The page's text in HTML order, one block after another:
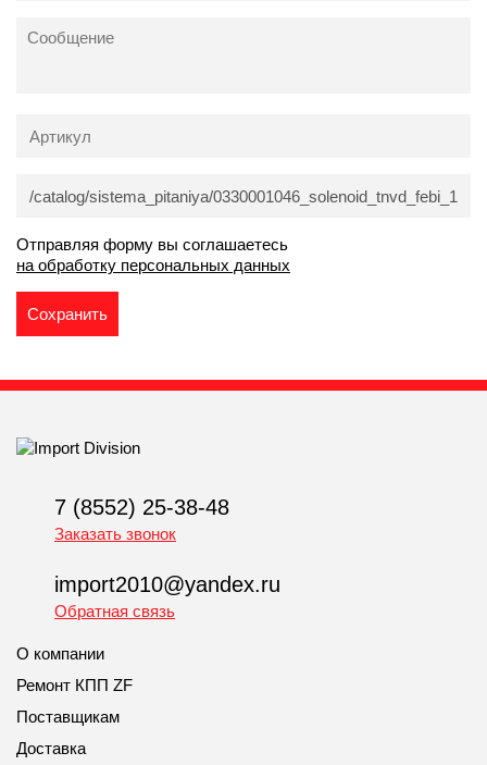
Отправляя форму вы соглашаетесь
на обработку персональных данных
7 (8552) 25-38-48
Заказать звонок
import2010@yandex.ru
Обратная связь
О компании
Ремонт КПП ZF
Поставщикам
Доставка